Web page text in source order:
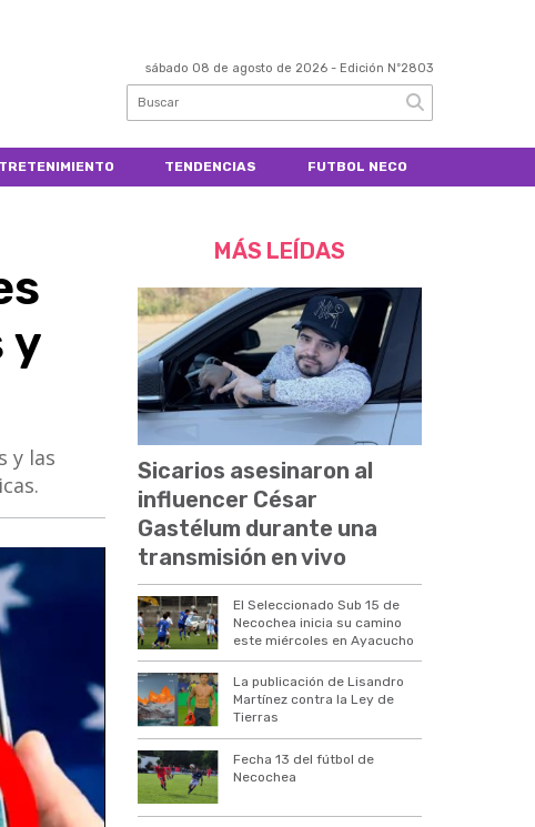
sábado 08 de agosto de 2026 - Edición Nº2803
TENDENCIAS FUTBOL NECO
y
y las
MÁS LEÍDAS
Sicarios asesinaron al
influencer César
Gastélum durante una
transmisión en vivo
El Seleccionado Sub 15 de
Necochea inicia su camino
este miércoles en Ayacucho
La publicación de Lisandro
Martínez contra la Ley de
Tierras
Fecha 13 del fútbol de
Necochea